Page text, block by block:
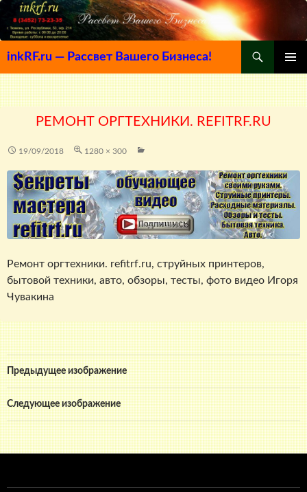
inkRF.ru — Рассвет Вашего Бизнеса!
МЕНЮ
К
СОДЕРЖИМОМУ
РЕМОНТ ОРГТЕХНИКИ. REFITRF.RU
19/09/2018 1280 × 300
Ремонт оргтехники. refitrf.ru, струйных принтеров,
бытовой техники, авто, обзоры, тесты, фото видео Игоря
Чувакина
Предыдущее изображение
Следующее изображение